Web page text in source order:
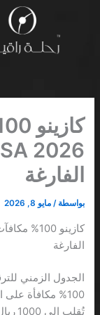
الفارغة
بواسطة /مايو 8, 2026
الفارغة
تُقلب إلى 1000 ريال، لكن لا ينجو أحد من شرط الرهان 30 مرة.